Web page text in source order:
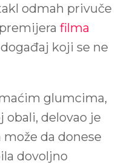
odmah privuče
filma
koji se ne
glumcima,
obali, delovao je
da donese
dovoljno